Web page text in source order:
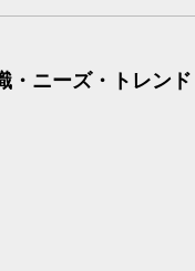
・ニーズ・トレンド